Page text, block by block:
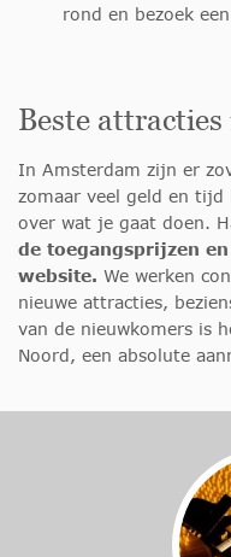
rond en bezoek
Beste
In Amsterdam zijn er
zomaar veel geld en
over wat je gaat doen.
de toegangsprijzen
website. We werken
nieuwe attracties,
van de nieuwkomers is
Noord, een absolute